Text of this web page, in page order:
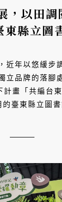
，以田調
縣立圖
計畫
近年以悠緩步
立品牌的落腳
計畫「共編台
臺東縣立圖